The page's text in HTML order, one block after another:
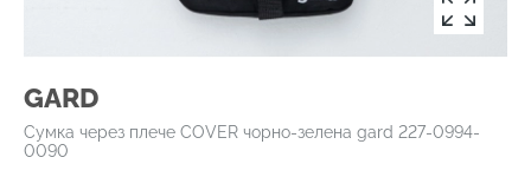
GARD
Сумка через плече COVER чорно-зелена gard 227-0994-
0090